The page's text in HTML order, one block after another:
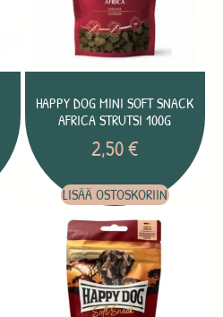
HAPPY DOG MINI SOFT SNACK
AFRICA STRUTSI 100G
2,50€
LISÄÄ OSTOSKORIIN